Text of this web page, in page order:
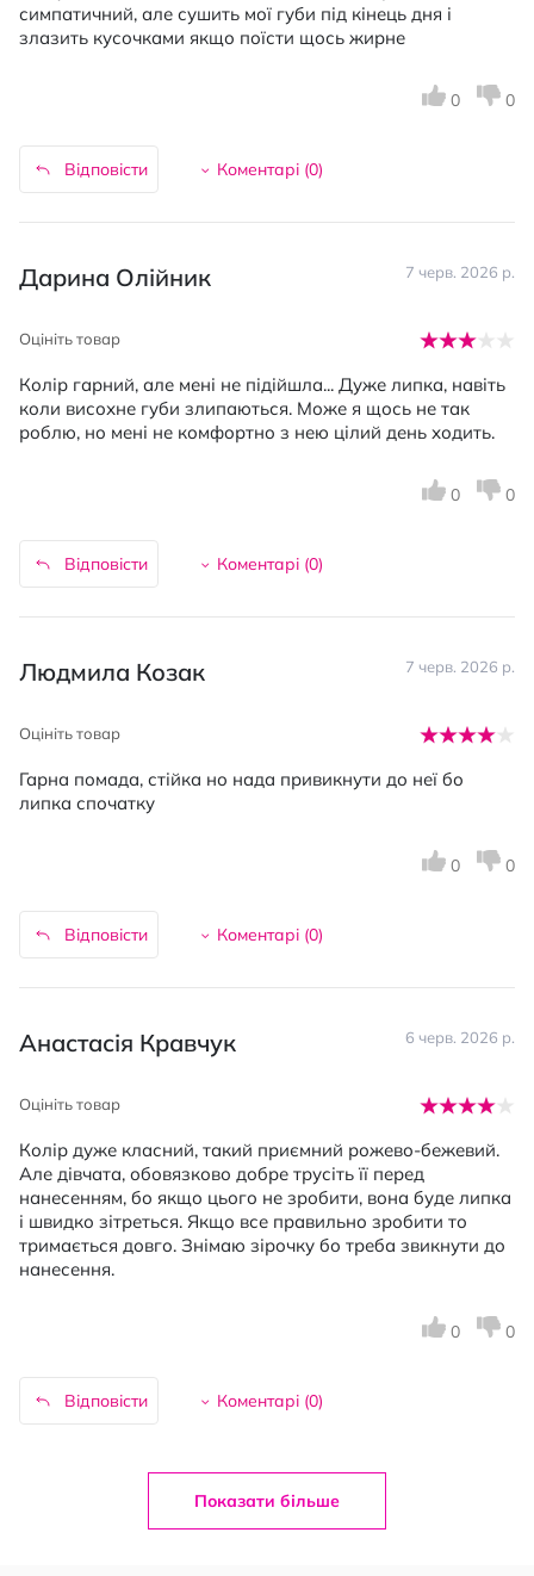
симпатичний, але сушить мої губи під кінець дня і
злазить кусочками якщо поїсти щось жирне
Відповісти Коментарі (0)
0 0
Дарина Олійник 7 черв. 2026 р.
Оцініть товар
Колір гарний, але мені не підійшла... Дуже липка, навіть
коли висохне губи злипаються. Може я щось не так
роблю, но мені не комфортно з нею цілий день ходить.
Відповісти Коментарі (0)
0 0
Людмила Козак 7 черв. 2026 р.
Оцініть товар
Гарна помада, стійка но нада привикнути до неї бо
липка спочатку
Відповісти Коментарі (0)
0 0
Анастасія Кравчук 6 черв. 2026 р.
Оцініть товар
Колір дуже класний, такий приємний рожево-бежевий.
Але дівчата, обовязково добре трусіть її перед
нанесенням, бо якщо цього не зробити, вона буде липка
і швидко зітреться. Якщо все правильно зробити то
тримається довго. Знімаю зірочку бо треба звикнути до
нанесення.
Відповісти Коментарі (0)
0 0
Показати більше